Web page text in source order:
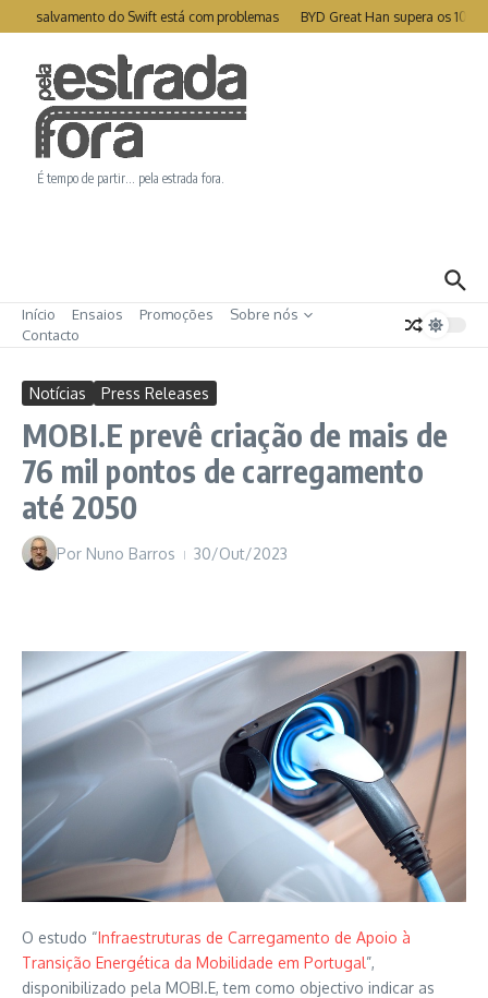
Ir para o conteúdo
de salvamento do Swift está com problemas BYD Great Han supera os
É tempo de partir… pela estrada fora.
Início Ensaios Promoções
Sobre nós
Contacto
Notícias Press Releases
MOBI.E prevê criação de mais de
76 mil pontos de carregamento
até 2050
Por Nuno Barros 30/Out/2023
O estudo “Infraestruturas de Carregamento de Apoio à
Transição Energética da Mobilidade em Portugal”,
disponibilizado pela MOBI.E, tem como objectivo indicar as